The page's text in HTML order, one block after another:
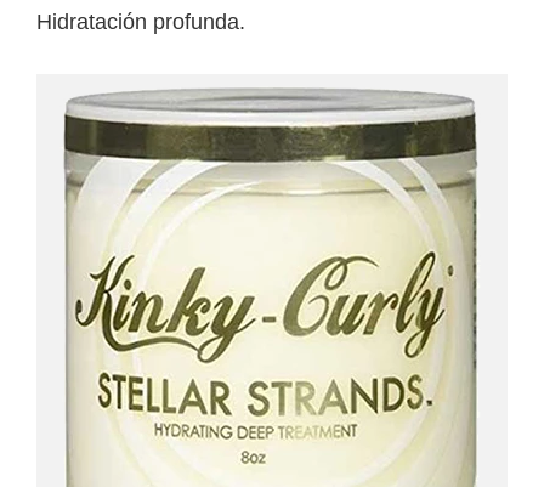
Hidratación profunda.